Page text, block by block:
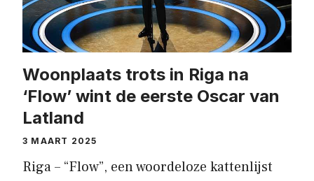
Woonplaats trots in Riga na
‘Flow’ wint de eerste Oscar van
Latland
3 MAART 2025
Riga – “Flow”, een woordeloze kattenlijst